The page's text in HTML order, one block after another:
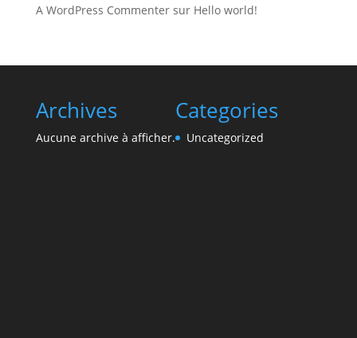
A WordPress Commentersur Hello world!
Archives
Aucune archive à afficher.
Categories
Uncategorized